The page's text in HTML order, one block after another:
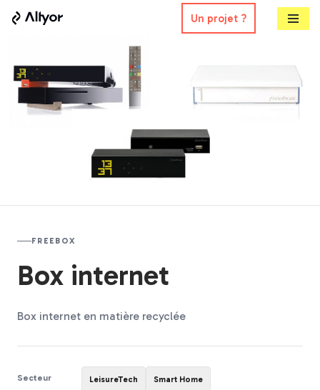
contenu
Un projet ?
FREEBOX
Box internet
Box internet en matière recyclée
Secteur LeisureTech Smart Home